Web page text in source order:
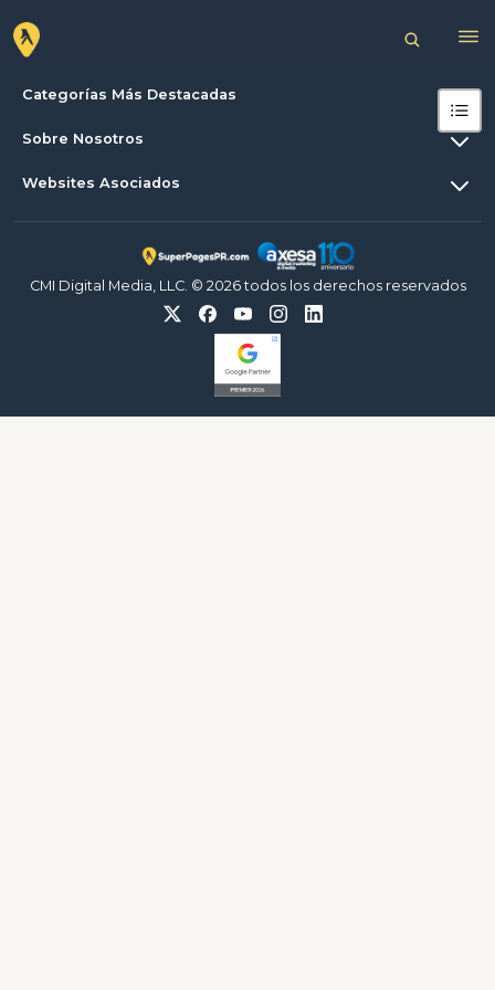
Categorías Más Destacadas
Sobre Nosotros
Websites Asociados
CMI Digital Media, LLC. © 2026 todos los derechos reservados